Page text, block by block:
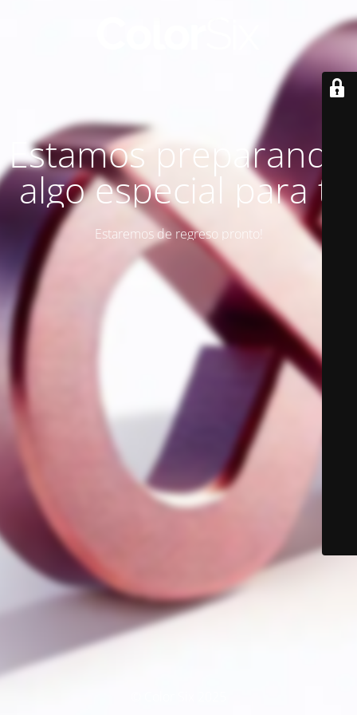
Estamos preparando
algo especial para ti
Estaremos de regreso pronto!